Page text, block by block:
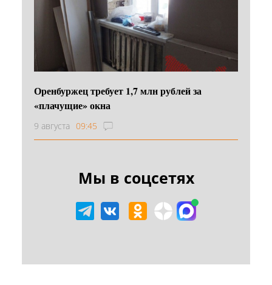
Оренбуржец требует 1,7 млн рублей за
«плачущие» окна
9 августа 09:45
Мы в соцсетях